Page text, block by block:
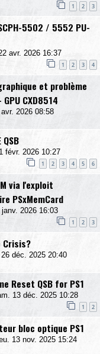
1 2 3
5502 / 5552 PU-
avr. 2026 16:37
1 2 3 4
et problème
CXD8514
2026 08:58
févr. 2026 10:27
1 2 3 4 5 6
via l'exploit
PSxMemCard
2026 16:03
1 2 3
Crisis?
déc. 2025 20:40
Reset QSB for PS1
13 déc. 2025 10:28
1 2
bloc optique PS1
13 nov. 2025 15:24